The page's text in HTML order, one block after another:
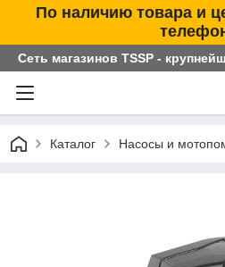
По наличию товара и
Сеть магазинов TSSP -
Каталог Насосы и